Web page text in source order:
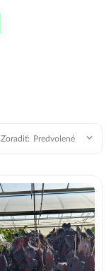
Zoradiť: Predvolené